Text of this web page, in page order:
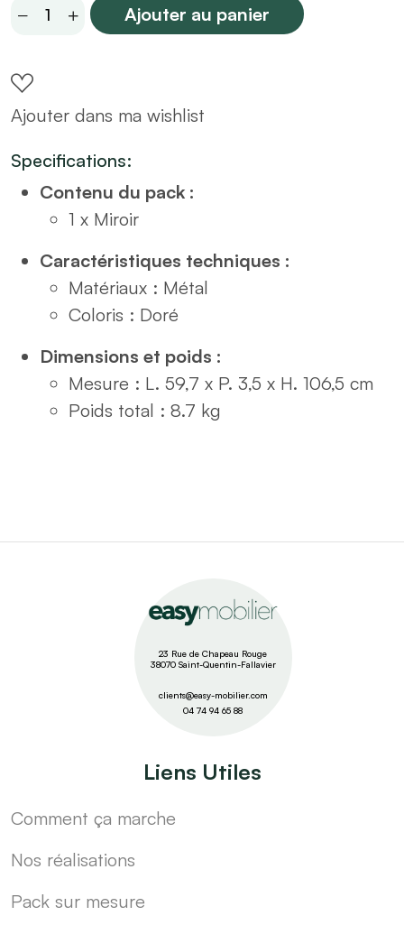
Miroir
doré
arrondi
quantity
Ajouter au panier
Ajouter dans ma wishlist
Specifications:
Contenu du pack :
1 x Miroir
Caractéristiques techniques :
Matériaux : Métal
Coloris : Doré
Dimensions et poids :
Mesure : L. 59,7 x P. 3,5 x H. 106,5 cm
Poids total : 8.7 kg
23 Rue de Chapeau Rouge
38070 Saint-Quentin-Fallavier
clients@easy-mobilier.com
04 74 94 65 88
Liens Utiles
Comment ça marche
Nos réalisations
Pack sur mesure